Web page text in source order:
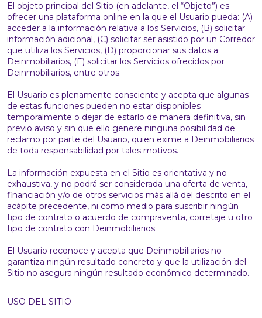
El objeto principal del Sitio (en adelante, el “Objeto”) es
ofrecer una plataforma online en la que el Usuario pueda: (A)
acceder a la información relativa a los Servicios, (B) solicitar
información adicional, (C) solicitar ser asistido por un Corredor
que utiliza los Servicios, (D) proporcionar sus datos a
Deinmobiliarios, (E) solicitar los Servicios ofrecidos por
Deinmobiliarios, entre otros.
El Usuario es plenamente consciente y acepta que algunas
de estas funciones pueden no estar disponibles
temporalmente o dejar de estarlo de manera definitiva, sin
previo aviso y sin que ello genere ninguna posibilidad de
reclamo por parte del Usuario, quien exime a Deinmobiliarios
de toda responsabilidad por tales motivos.
La información expuesta en el Sitio es orientativa y no
exhaustiva, y no podrá ser considerada una oferta de venta,
financiación y/o de otros servicios más allá del descrito en el
acápite precedente, ni como medio para suscribir ningún
tipo de contrato o acuerdo de compraventa, corretaje u otro
tipo de contrato con Deinmobiliarios.
El Usuario reconoce y acepta que Deinmobiliarios no
garantiza ningún resultado concreto y que la utilización del
Sitio no asegura ningún resultado económico determinado.
USO DEL SITIO